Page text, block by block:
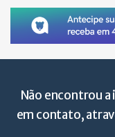
Não encontrou a
em contato,